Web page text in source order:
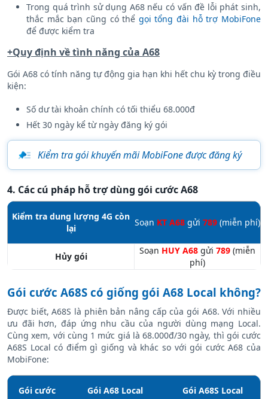
Trong quá trình sử dụng A68 nếu có vấn đề lỗi phát sinh,
thắc mắc bạn cũng có thể gọi tổng đài hỗ trợ MobiFone
để được kiểm tra
+Quy định về tình năng của A68
Gói A68 có tính năng tự động gia hạn khi hết chu kỳ trong điều
kiện:
Số dư tài khoản chính có tối thiểu 68.000đ
Hết 30 ngày kể từ ngày đăng ký gói
Kiểm tra gói khuyến mãi MobiFone được đăng ký
4. Các cú pháp hỗ trợ dùng gói cước A68
Kiểm tra dung lượng 4G còn
lại
Soạn KT A68gửi 789 (miễn phí)
Hủy gói
Soạn HUY A68 gửi 789 (miễn
phí)
Gói cước A68S có giống gói A68 Local không?
Được biết, A68S là phiên bản nâng cấp của gói A68. Với nhiều
ưu đãi hơn, đáp ứng nhu cầu của người dùng mạng Local.
Cùng xem, với cùng 1 mức giá là 68.000đ/30 ngày, thì gói cước
A68S Local có điểm gì giống và khác so với gói cước A68 của
MobiFone:
Gói cước Gói A68 Local Gói A68S Local